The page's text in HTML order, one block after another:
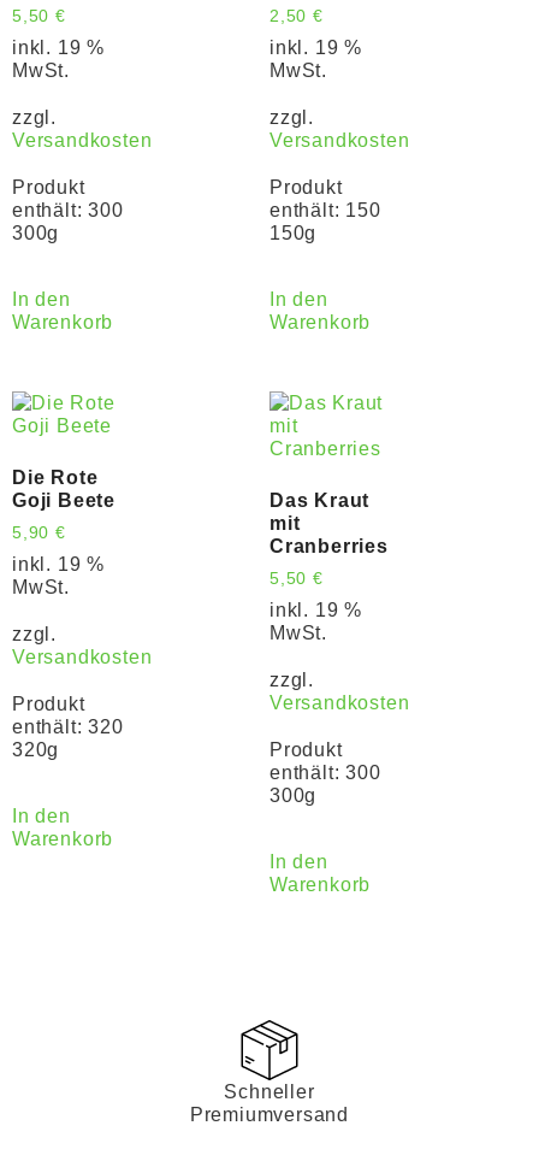
5,50 €
inkl. 19 %
MwSt.
zzgl.
Versandkosten
Produkt
enthält: 300
300g
In den
Warenkorb
2,50 €
inkl. 19 %
MwSt.
zzgl.
Versandkosten
Produkt
enthält: 150
150g
In den
Warenkorb
Die Rote
Goji Beete
5,90 €
inkl. 19 %
MwSt.
zzgl.
Versandkosten
Produkt
enthält: 320
320g
In den
Warenkorb
Das Kraut
mit
Cranberries
5,50 €
inkl. 19 %
MwSt.
zzgl.
Versandkosten
Produkt
enthält: 300
300g
In den
Warenkorb
Schneller
Premiumversand